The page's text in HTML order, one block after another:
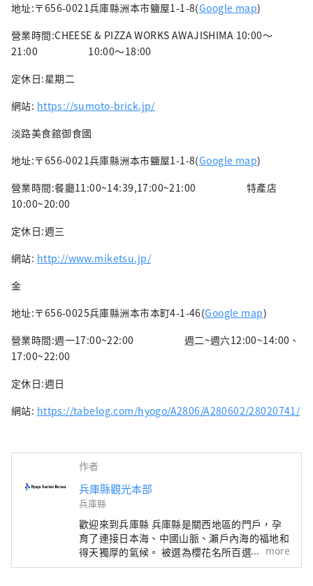
地址:〒656-0021兵庫縣洲本市鹽屋1-1-8(Google map)
營業時間:CHEESE & PIZZA WORKS AWAJISHIMA 10:00～
21:00 10:00～18:00
定休日:星期二
網站: https://sumoto-brick.jp/
淡路美食館御食國
地址:〒656-0021兵庫縣洲本市鹽屋1-1-8(Google map)
營業時間:餐廳11:00~14:39,17:00~21:00 特產店
10:00~20:00
定休日:週三
網站: http://www.miketsu.jp/
金
地址:〒656-0025兵庫縣洲本市本町4-1-46(Google map)
營業時間:週一17:00~22:00 週二~週六12:00~14:00、
17:00~22:00
定休日:週日
網站: https://tabelog.com/hyogo/A2806/A280602/28020741/
作者
兵庫縣觀光本部
兵庫縣
歡迎來到兵庫縣 兵庫縣是關西地區的門戶，孕
育了連接日本海、中國山脈、瀨戶內海的福地和
得天獨厚的氣候。 被選為櫻花名所百選之一的
世界遺產姬路城、六甲山的全景夜景等，有許多
more